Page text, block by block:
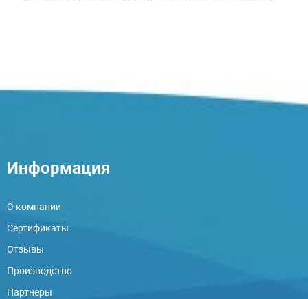
Информация
О компании
Сертификаты
Отзывы
Производство
Партнеры